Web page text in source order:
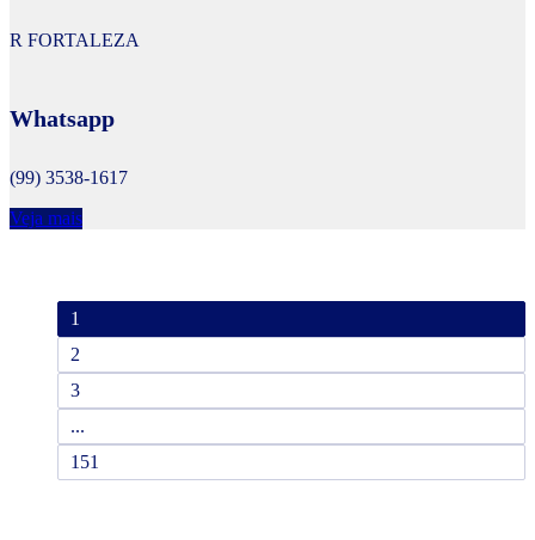
R FORTALEZA
Whatsapp
(99) 3538-1617
Veja mais
1
2
3
...
151